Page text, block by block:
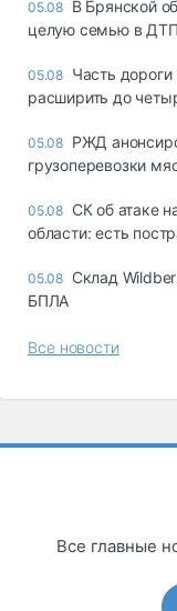
05.08 В Брянской
целую семью в ДТП
05.08 Часть
расширить до
05.08 РЖД
грузоперевозки
05.08 СК об атаке
области: есть
05.08 Склад
БПЛА
Все новости
Все главные